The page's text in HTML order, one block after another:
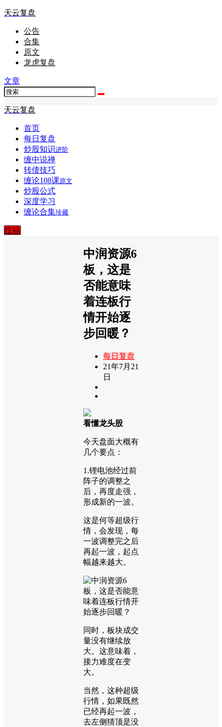
天云复盘
公告
合集
原文
龙虎复盘
文章
天云复盘
首页
每日复盘
炒股知识进阶
缠中说禅
转债技巧
缠论108课原文
炒股公式
深度学习
缠论合集珍藏
投稿
中润资源6
板，这是
否能意味
着连板行
情开始逐
步回暖？
每日复盘
21年7月21
日
看懂龙头股
今天盘面大概有
几个要点：
1.锂电池经过前
阵子的调整之
后，再度走强，
形成新的一波。
这是何等超级行
情，会发现，每
一波调整完之后
再起一波，起点
幅越来越大。
同时，板块成交
量没有继续放
大。这意味着，
接力难度在变
大。
当然，这种超级
行情，如果既然
已经再起一波，
去左侧猜顶是没